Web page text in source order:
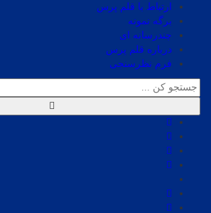
ارتباط با قلم پرس
برگه نمونه
چندرسانه ای
درباره قلم پرس
فرم نظرسنجی